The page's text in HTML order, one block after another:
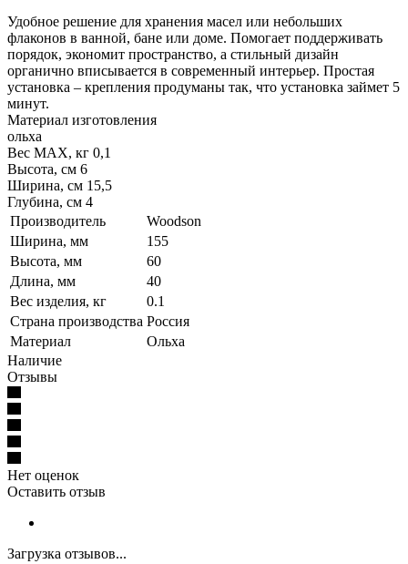
Удобное решение для хранения масел или небольших
флаконов в ванной, бане или доме. Помогает поддерживать
порядок, экономит пространство, а стильный дизайн
органично вписывается в современный интерьер. Простая
установка – крепления продуманы так, что установка займет 5
минут.
Материал изготовления
ольха
Вес МАХ, кг 0,1
Высота, см 6
Ширина, см 15,5
Глубина, см 4
Производитель
Woodson
Ширина, мм
155
Высота, мм
60
Длина, мм
40
Вес изделия, кг
0.1
Страна производства Россия
Материал
Ольха
Наличие
Отзывы
Нет оценок
Оставить отзыв
Загрузка отзывов...